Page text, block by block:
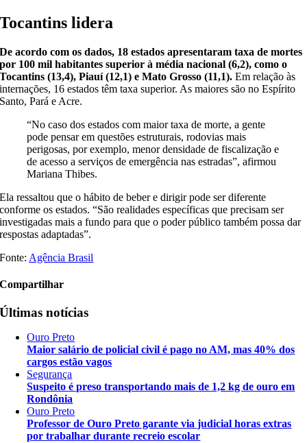
Tocantins lidera
De acordo com os dados, 18 estados apresentaram taxa de mortes
por 100 mil habitantes superior à média nacional (6,2), como o
Tocantins (13,4), Piauí (12,1) e Mato Grosso (11,1). Em relação às
internações, 16 estados têm taxa superior. As maiores são no Espírito
Santo, Pará e Acre.
“No caso dos estados com maior taxa de morte, a gente
pode pensar em questões estruturais, rodovias mais
perigosas, por exemplo, menor densidade de fiscalização e
de acesso a serviços de emergência nas estradas”, afirmou
Mariana Thibes.
Ela ressaltou que o hábito de beber e dirigir pode ser diferente
conforme os estados. “São realidades específicas que precisam ser
investigadas mais a fundo para que o poder público também possa dar
respostas adaptadas”.
Fonte: Agência Brasil
Compartilhar
Últimas notícias
Ouro Preto
Maior salário de policial civil é pago no AM, mas 40% dos
cargos estão vagos
Segurança
Suspeito é preso transportando mais de 1,2 kg de ouro em
Rondônia
Ouro Preto
Professor de Ouro Preto garante via judicial horas extras
por trabalhar durante recreio escolar